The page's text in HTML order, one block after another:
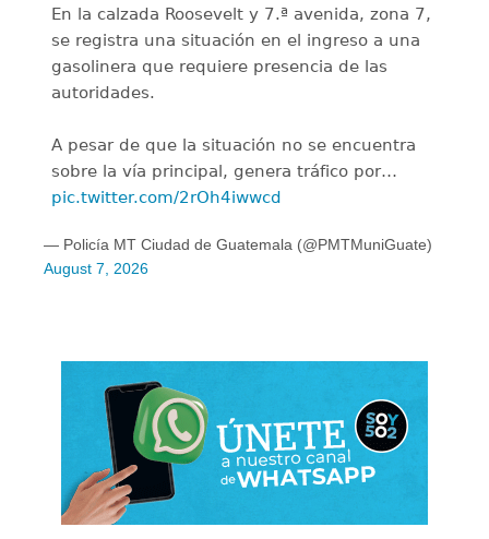
En la calzada Roosevelt y 7.ª avenida, zona 7,
se registra una situación en el ingreso a una
gasolinera que requiere presencia de las
autoridades.
A pesar de que la situación no se encuentra
sobre la vía principal, genera tráfico por…
pic.twitter.com/2rOh4iwwcd
— Policía MT Ciudad de Guatemala (@PMTMuniGuate)
August 7, 2026